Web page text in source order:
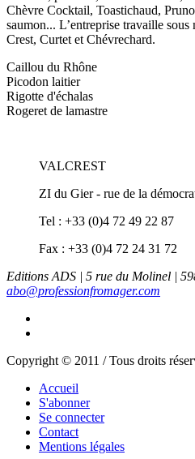
Chèvre Cocktail, Toastichaud,
saumon... L’entreprise travaille
Crest, Curtet et Chévrechard.
Caillou du Rhône
Picodon laitier
Rigotte d'échalas
Rogeret de lamastre
VALCREST
ZI du Gier - rue de la
Tel : +33 (0)4 72 49 22 87
Fax : +33 (0)4 72 24 31 72
Editions ADS | 5 rue du Molinel |
abo@professionfromager.com
Copyright © 2011 / Tous droits
Accueil
S'abonner
Se connecter
Contact
Mentions légales